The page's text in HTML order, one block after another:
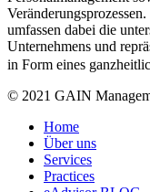
umfassen dabei die
Unternehmens und
in Form eines
© 2021 GAIN
Home
Über uns
Services
Practices